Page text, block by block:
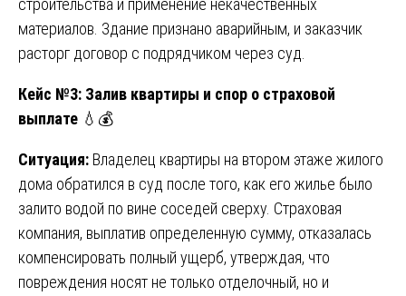
строительства и применение некачественных
материалов. Здание признано аварийным, и заказчик
расторг договор с подрядчиком через суд.
Кейс №3: Залив квартиры и спор о страховой
выплате 💧💰
Ситуация: Владелец квартиры на втором этаже жилого
дома обратился в суд после того, как его жилье было
залито водой по вине соседей сверху. Страховая
компания, выплатив определенную сумму, отказалась
компенсировать полный ущерб, утверждая, что
повреждения носят не только отделочный, но и